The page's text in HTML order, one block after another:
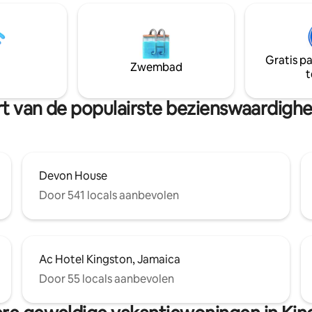
uitgerust met slimme airco 's
De flat is volledig Alexa
en geeft je de flexibiliteit
te gebruiken voor
Zwembad
Gratis
van de populairste
Devon House
Door 541 locals aanbevolen
Ac Hotel Kingston, Jamaica
Door 55 locals aanbevolen